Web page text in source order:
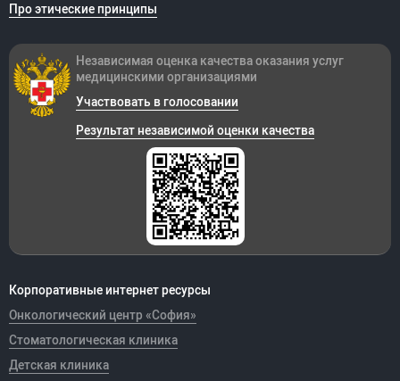
Про этические принципы
Корпоративные интернет ресурсы
Онкологический центр «София»
Стоматологическая клиника
Детская клиника
Независимая оценка качества оказания услуг
медицинскими организациями
Участвовать в голосовании
Результат независимой оценки качества